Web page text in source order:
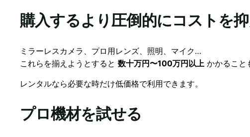
購入するより圧倒的にコストを
ミラーレスカメラ、プロ用レンズ、照明、マイク…
これらを揃えようとすると 数十万円〜100万円以上 かかること
レンタルなら必要な時だけ低価格で利用できます。
プロ機材を試せる